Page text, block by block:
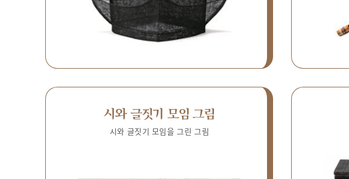
시와 글짓기 모임 그림
시와 글짓기 모임을 그린 그림